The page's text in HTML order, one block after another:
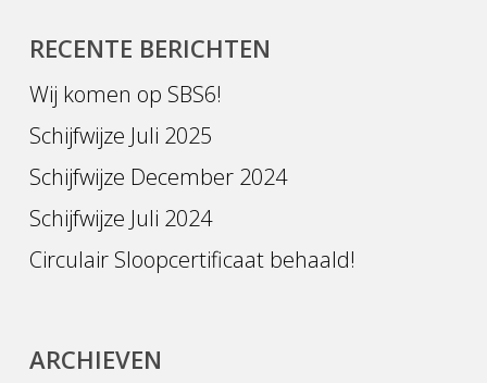
RECENTE BERICHTEN
Wij komen op SBS6!
Schijfwijze Juli 2025
Schijfwijze December 2024
Schijfwijze Juli 2024
Circulair Sloopcertificaat behaald!
ARCHIEVEN